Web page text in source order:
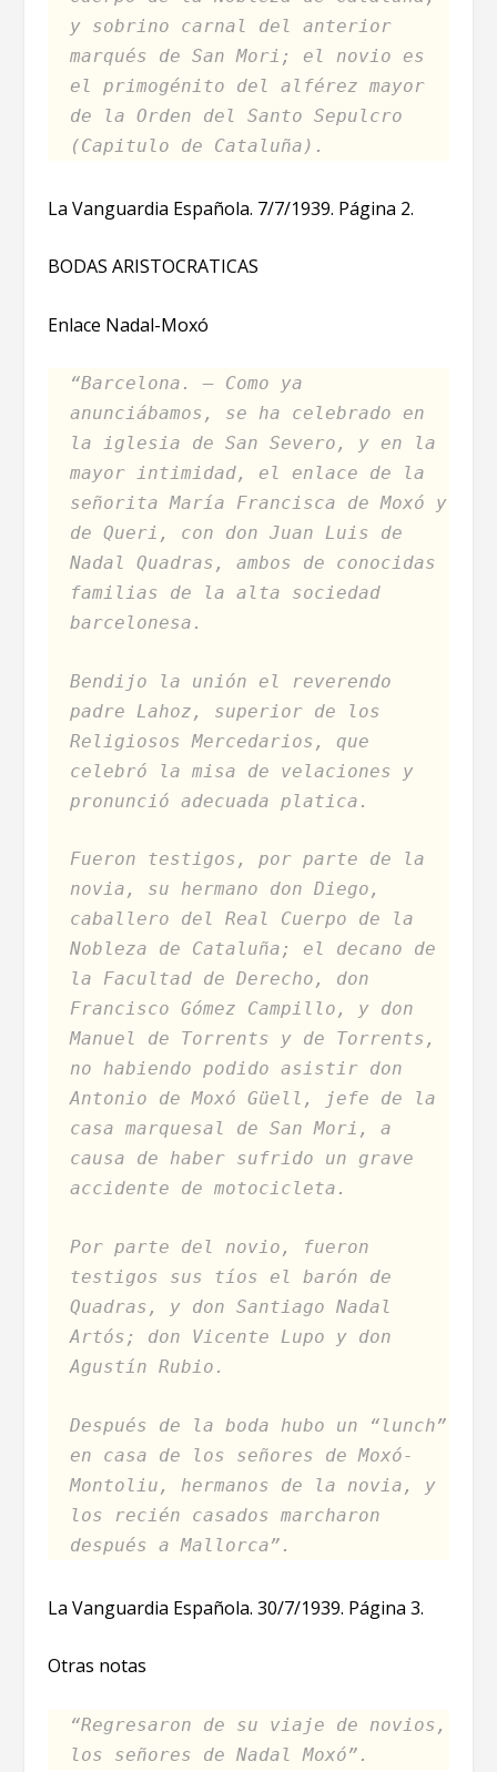
y sobrino carnal del anterior
marqués de San Mori; el novio es
el primogénito del alférez mayor
de la Orden del Santo Sepulcro
(Capitulo de Cataluña).
La Vanguardia Española. 7/7/1939. Página 2.
BODAS ARISTOCRATICAS
Enlace Nadal-Moxó
“Barcelona. – Como ya
anunciábamos, se ha celebrado en
la iglesia de San Severo, y en la
mayor intimidad, el enlace de la
señorita María Francisca de Moxó y
de Queri, con don Juan Luis de
Nadal Quadras, ambos de conocidas
familias de la alta sociedad
barcelonesa.
Bendijo la unión el reverendo
padre Lahoz, superior de los
Religiosos Mercedarios, que
celebró la misa de velaciones y
pronunció adecuada platica.
Fueron testigos, por parte de la
novia, su hermano don Diego,
caballero del Real Cuerpo de la
Nobleza de Cataluña; el decano de
la Facultad de Derecho, don
Francisco Gómez Campillo, y don
Manuel de Torrents y de Torrents,
no habiendo podido asistir don
Antonio de Moxó Güell, jefe de la
casa marquesal de San Mori, a
causa de haber sufrido un grave
accidente de motocicleta.
Por parte del novio, fueron
testigos sus tíos el barón de
Quadras, y don Santiago Nadal
Artós; don Vicente Lupo y don
Agustín Rubio.
Después de la boda hubo un “lunch”
en casa de los señores de Moxó-
Montoliu, hermanos de la novia, y
los recién casados marcharon
después a Mallorca”.
La Vanguardia Española. 30/7/1939. Página 3.
Otras notas
“Regresaron de su viaje de novios,
los señores de Nadal Moxó”.